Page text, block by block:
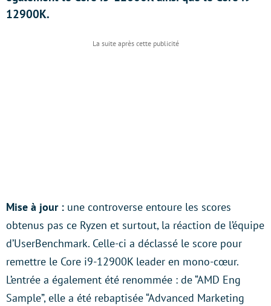
12900K.
Mise à jour : une controverse entoure les scores
obtenus pas ce Ryzen et surtout, la réaction de l’équipe
d’UserBenchmark. Celle-ci a déclassé le score pour
remettre le Core i9-12900K leader en mono-cœur.
L’entrée a également été renommée : de “AMD Eng
Sample”, elle a été rebaptisée “Advanced Marketing